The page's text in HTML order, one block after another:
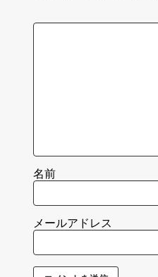
名前
メールアドレス